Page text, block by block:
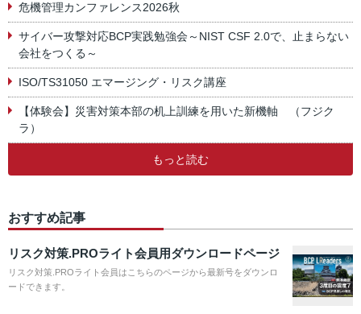
危機管理カンファレンス2026秋
サイバー攻撃対応BCP実践勉強会～NIST CSF 2.0で、止まらない
会社をつくる～
ISO/TS31050 エマージング・リスク講座
【体験会】災害対策本部の机上訓練を用いた新機軸 （フジク
ラ）
もっと読む
おすすめ記事
リスク対策.PROライト会員用ダウンロードページ
リスク対策.PROライト会員はこちらのページから最新号をダウンロ
ードできます。